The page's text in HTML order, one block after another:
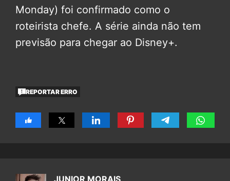
Monday) foi confirmado como o
roteirista chefe. A série ainda não tem
previsão para chegar ao Disney+.
REPORTAR ERRO